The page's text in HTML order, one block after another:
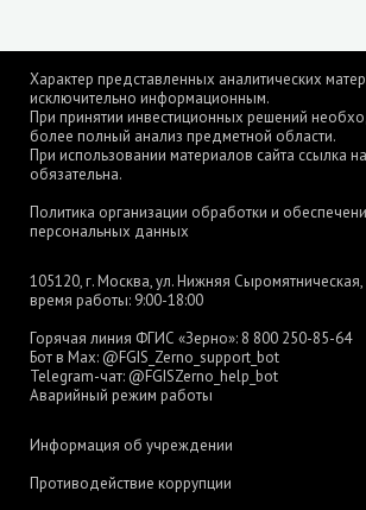
Характер представленных аналитических
исключительно информационным.
При принятии инвестиционных решений
более полный анализ предметной области.
При использовании материалов сайта ссылка
обязательна.
Политика организации обработки и
персональных данных
105120, г. Москва, ул. Нижняя Сыромятническая,
время работы: 9:00-18:00
Горячая линия ФГИС «Зерно»: 8 800 250-85-64
Бот в Max: @FGIS_Zerno_support_bot
Telegram-чат: @FGISZerno_help_bot
Аварийный режим работы
Информация об учреждении
Противодействие коррупции